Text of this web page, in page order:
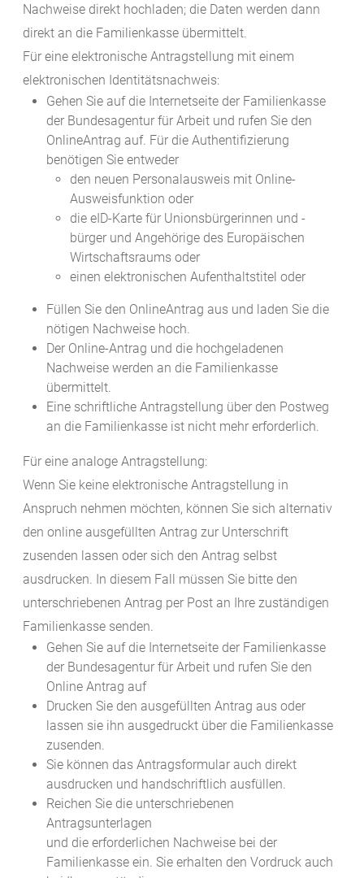
Nachweise direkt hochladen; die Daten werden dann
direkt an die Familienkasse übermittelt.
Für eine elektronische Antragstellung mit einem
elektronischen Identitätsnachweis:
Gehen Sie auf die Internetseite der Familienkasse
der Bundesagentur für Arbeit und rufen Sie den
OnlineAntrag auf. Für die Authentifizierung
benötigen Sie entweder
den neuen Personalausweis mit Online-
Ausweisfunktion oder
die eID-Karte für Unionsbürgerinnen und -
bürger und Angehörige des Europäischen
Wirtschaftsraums oder
einen elektronischen Aufenthaltstitel oder
Füllen Sie den OnlineAntrag aus und laden Sie die
nötigen Nachweise hoch.
Der Online-Antrag und die hochgeladenen
Nachweise werden an die Familienkasse
übermittelt.
Eine schriftliche Antragstellung über den Postweg
an die Familienkasse ist nicht mehr erforderlich.
Für eine analoge Antragstellung:
Wenn Sie keine elektronische Antragstellung in
Anspruch nehmen möchten, können Sie sich alternativ
den online ausgefüllten Antrag zur Unterschrift
zusenden lassen oder sich den Antrag selbst
ausdrucken. In diesem Fall müssen Sie bitte den
unterschriebenen Antrag per Post an Ihre zuständigen
Familienkasse senden.
Gehen Sie auf die Internetseite der Familienkasse
der Bundesagentur für Arbeit und rufen Sie den
Online Antrag auf
Drucken Sie den ausgefüllten Antrag aus oder
lassen sie ihn ausgedruckt über die Familienkasse
zusenden.
Sie können das Antragsformular auch direkt
ausdrucken und handschriftlich ausfüllen.
Reichen Sie die unterschriebenen
Antragsunterlagen
und die erforderlichen Nachweise bei der
Familienkasse ein. Sie erhalten den Vordruck auch